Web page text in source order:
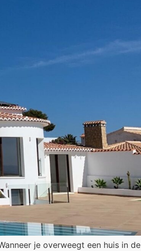
je overweegt een huis in de